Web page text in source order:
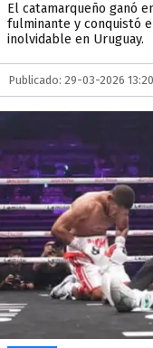
El catamarqueño ganó
fulminante y conquistó
inolvidable en Uruguay.
Publicado: 29-03-2026 13:20